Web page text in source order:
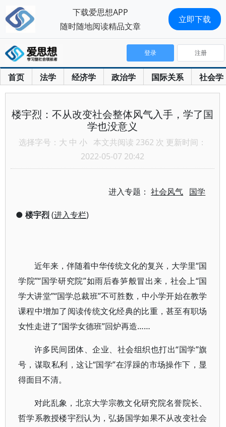
首页 法学 经济学 政治学 国际关系 社会学
登录 注册
楼宇烈：不从改变社会整体风气入手，学了国
学也没意义
选择字号： 大 中 小 本文共阅读 2362 次 更新时间：
2022-05-07 20:42
进入专题：社会风气 国学
● 楼宇烈(进入专栏)
近年来，伴随着中华传统文化的复兴，大学里“国
学院”“国学研究院”如雨后春笋般冒出来，社会上“国
学大讲堂”“国学总裁班”不可胜数，中小学开始在教学
课程中增加了阅读传统文化经典的比重，甚至有职场
女性走进了“国学女德班”回炉再造……
许多民间团体、企业、社会组织也打出“国学”旗
号，谋取私利，这让“国学”在浮躁的市场操作下，显
得面目不清。
对此乱象，北京大学宗教文化研究院名誉院长、
哲学系教授楼宇烈认为，弘扬国学如果不从改变社会
下载爱思想APP
随时随地阅读精品文章
立即下载